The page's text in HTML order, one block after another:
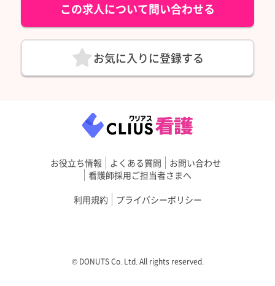
この求人について問い合わせる
お気に入りに登録する
お役立ち情報 よくある質問
お問い合わせ
看護師採用ご担当者さまへ
利用規約
プライバシーポリシー
©︎ DONUTS Co. Ltd. All rights reserved.